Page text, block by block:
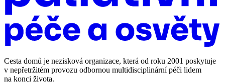
Cesta domů je nezisková organizace, která od roku 2001 poskytuje
v nepřetržitém provozu odbornou multidisciplinární péči lidem
na konci života.